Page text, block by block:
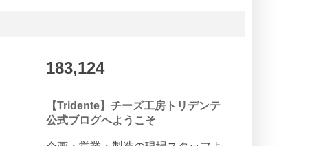
183,124
【Tridente】チーズ工房トリデンテ
公式ブログへようこそ